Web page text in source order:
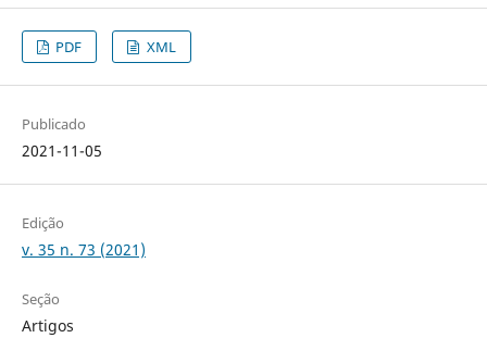
PDF XML
Publicado
2021-11-05
Edição
v. 35 n. 73 (2021)
Seção
Artigos